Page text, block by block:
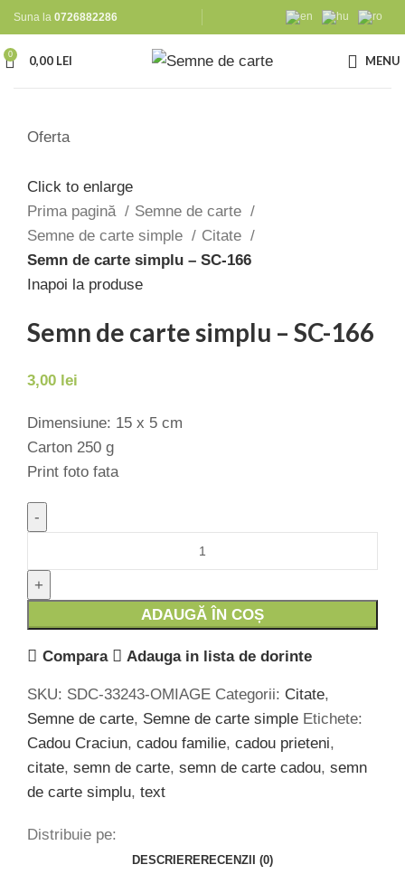
Suna la 0726882286
0 0,00 LEI MENU
Oferta
Click to enlarge
Prima pagină
Semne de carte
Semne de carte simple
Citate
Semn de carte simplu – SC-166
Inapoi la produse
Semn de carte simplu – SC-166
3,00 lei
Dimensiune: 15 x 5 cm
Carton 250 g
Print foto fata
Cantitate Semn de carte simplu - SC-166
ADAUGĂ ÎN COȘ
Compara Adauga in lista de dorinte
SKU: SDC-33243-OMIAGE Categorii: Citate,
Semne de carte, Semne de carte simple Etichete:
Cadou Craciun, cadou familie, cadou prieteni,
citate, semn de carte, semn de carte cadou, semn
de carte simplu, text
Distribuie pe:
DESCRIERERECENZII (0)